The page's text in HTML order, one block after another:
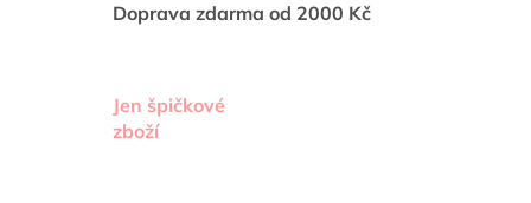
Doprava zdarma od 2000 Kč
Jen špičkové
zboží